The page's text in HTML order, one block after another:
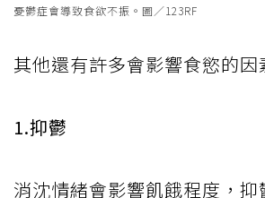
憂鬱症會導致食欲不振。圖／123RF
其他還有許多會影響食慾的因
1.抑鬱
消沈情緒會影響飢餓程度，抑